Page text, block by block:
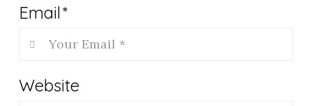
Email*
Website